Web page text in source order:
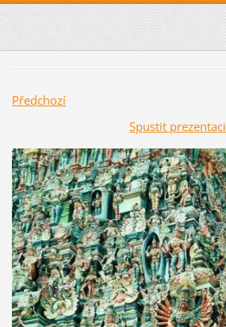
Předchozí
Spustit prezentaci